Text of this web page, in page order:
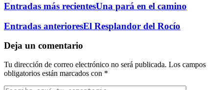
Entradas más recientesUna pará en el camino
Entradas anterioresEl Resplandor del Rocío
Deja un comentario
Tu dirección de correo electrónico no será publicada. Los campos
obligatorios están marcados con *